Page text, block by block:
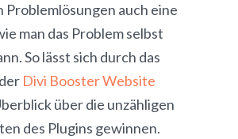
Problemlösungen auch eine
man das Problem selbst
So lässt sich durch das
Divi Booster Website
über die unzähligen
des Plugins gewinnen.